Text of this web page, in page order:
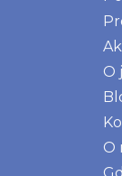
O
O